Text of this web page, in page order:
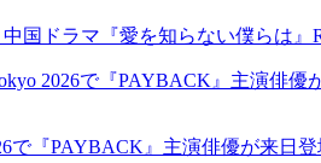
中国ドラマ『愛を知らない僕らは』
で『PAYBACK』主演俳優が来日